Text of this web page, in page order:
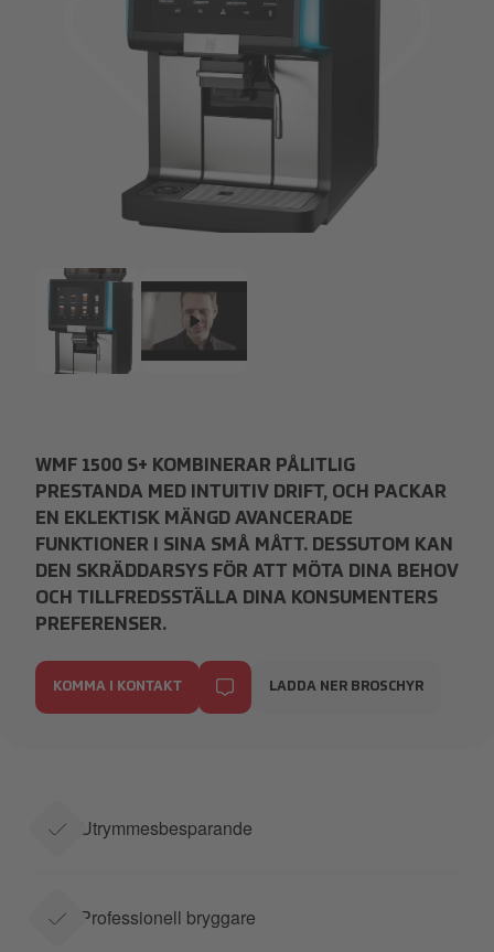
WMF 1500 S+ KOMBINERAR PÅLITLIG
PRESTANDA MED INTUITIV DRIFT, OCH PACKAR
EN EKLEKTISK MÄNGD AVANCERADE
FUNKTIONER I SINA SMÅ MÅTT. DESSUTOM KAN
DEN SKRÄDDARSYS FÖR ATT MÖTA DINA BEHOV
OCH TILLFREDSSTÄLLA DINA KONSUMENTERS
PREFERENSER.
KOMMA I KONTAKT LADDA NER BROSCHYR
Utrymmesbesparande
Professionell bryggare